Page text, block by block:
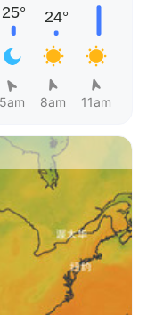
5am 8am 11am